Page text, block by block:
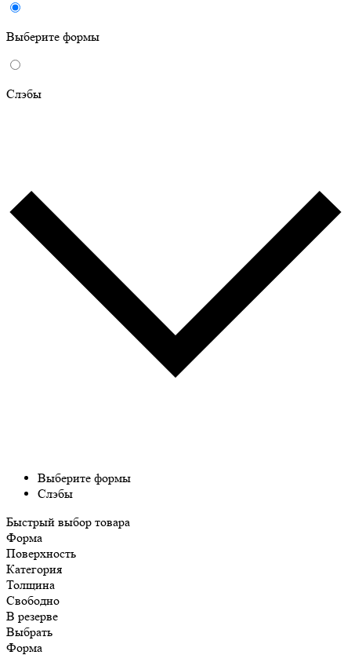
Выберите формы
Слэбы
Выберите формы
Слэбы
Быстрый выбор товара
Форма
Поверхность
Категория
Толщина
Свободно
В резерве
Выбрать
Форма